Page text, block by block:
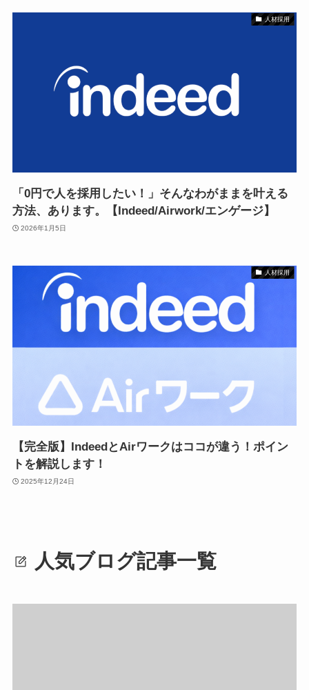
人材採用
「0円で人を採用したい！」そんなわがままを叶える
方法、あります。【Indeed/Airwork/エンゲージ】
2026年1月5日
人材採用
【完全版】IndeedとAirワークはココが違う！ポイン
トを解説します！
2025年12月24日
人気ブログ記事一覧